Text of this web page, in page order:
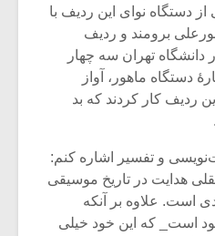
دستگاه نوای این ردیف با
برومند و ردیف
دانشگاه تهران سه چهار
دستگاه ماهور، آواز
ردیف کار کردند که بد
و تفسیر اشاره کنم:
هدایت در تاریخ موسیقی
است. علاوه بر آنکه
است_ که این خود خیلی